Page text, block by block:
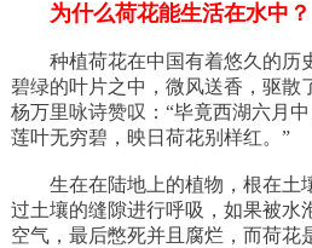
为什么荷花能生活在水中？
种植荷花在中国有着悠久的历
碧绿的叶片之中，微风送香，驱散
杨万里咏诗赞叹：“毕竟西湖六月
莲叶无穷碧，映日荷花别样红。”
生在在陆地上的植物，根在土
过土壤的缝隙进行呼吸，如果被水
空气，最后憋死并且腐烂，而荷花